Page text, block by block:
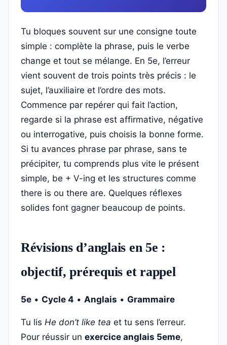
Tu bloques souvent sur une consigne toute
simple : complète la phrase, puis le verbe
change et tout se mélange. En 5e, l’erreur
vient souvent de trois points très précis : le
sujet, l’auxiliaire et l’ordre des mots.
Commence par repérer qui fait l’action,
regarde si la phrase est affirmative, négative
ou interrogative, puis choisis la bonne forme.
Si tu avances phrase par phrase, sans te
précipiter, tu comprends plus vite le présent
simple, be + V-ing et les structures comme
there is ou there are. Quelques réflexes
solides font gagner beaucoup de points.
Révisions d’anglais en 5e :
objectif, prérequis et rappel
5e • Cycle 4 • Anglais • Grammaire
Tu lis He don’t like tea et tu sens l’erreur.
Pour réussir un exercice anglais 5eme,